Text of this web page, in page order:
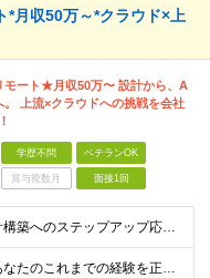
*月収50万～*クラウド×上
ート★月収50万〜 設計から、A
。 上流×クラウドへの挑戦を会社
学歴不問 ベテランOK
賞与複数月 面接1回
＼ 運用保守から設計構築へのステップアップ応援！ ／ ★学歴・分野不問（運用保守経験のみでも歓迎） ★「設計・構築に挑戦したい」「市場価値を高めたい」という意欲を重視！ ┗豊富な案件（SIer直下など
＼ 前職給与保証！あなたのこれまでの経験を正当評価 ／ ★月収50万円～スタート！【年俸600万～1,162万8,000円（12分割）】 ――「頑張りが給与に直結しない…」そんな不満とは無縁の環境で